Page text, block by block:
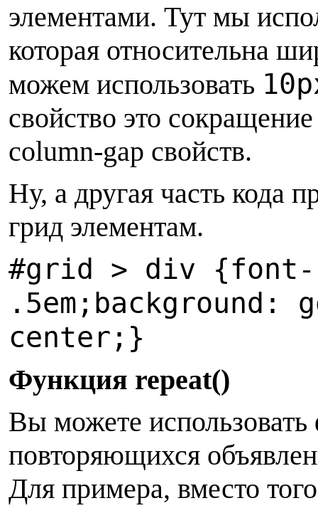
элементами. Тут мы
которая относительна
можем использовать
свойство это
column-gap свойств.
Ну, а другая часть кода
грид элементам.
#grid > div {f
.5em; background:
center; }
Функция repeat()
Вы можете
повторяющихся
Для примера, вместо